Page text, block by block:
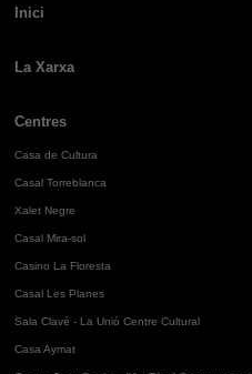
Inici
La Xarxa
Centres
Casa de Cultura
Casal Torreblanca
Xalet Negre
Casal Mira-sol
Casino La Floresta
Casal Les Planes
Sala Clavé - La Unió Centre Cultural
Casa Aymat